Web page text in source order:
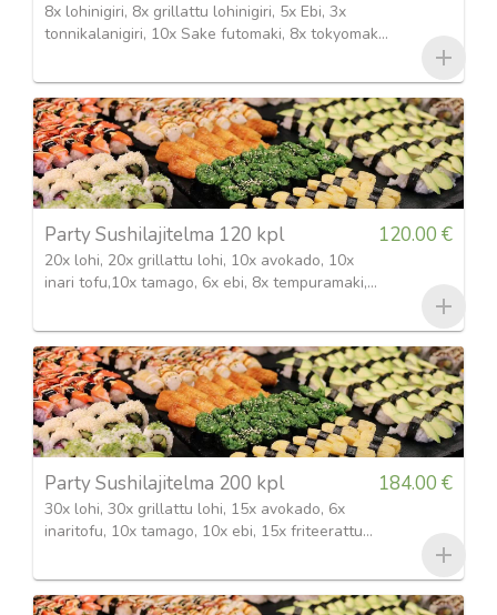
8x lohinigiri, 8x grillattu lohinigiri, 5x Ebi, 3x
tonnikalanigiri, 10x Sake futomaki, 8x tokyomaki,
Party Sushilajitelma 120 kpl
20x lohi, 20x grillattu lohi, 10x avokado, 10x
inari tofu,10x tamago, 6x ebi, 8x tempuramaki,
futomaki
120.00 €
Party Sushilajitelma 200 kpl
30x lohi, 30x grillattu lohi, 15x avokado, 6x
inaritofu, 10x tamago, 10x ebi, 15x friteerattu
16x california maki,16x konnichiwa maki, 16x
tunamaki
184.00 €